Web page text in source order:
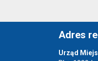
Adres
Urząd